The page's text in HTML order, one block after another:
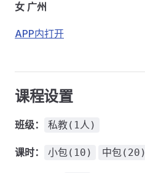
女 广州
APP内打开
课程设置
班级： 私教(1人)
课时： 小包(10) 中包(20)